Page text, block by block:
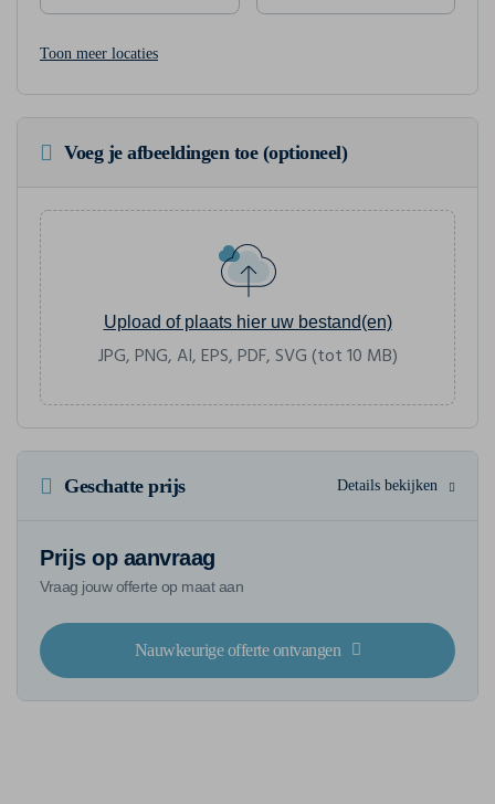
Toon meer locaties
Voeg je afbeeldingen toe (optioneel)
Upload of plaats hier uw bestand(en)
JPG, PNG, AI, EPS, PDF, SVG (tot 10 MB)
Geschatte prijs Details bekijken
Prijs op aanvraag
Vraag jouw offerte op maat aan
Nauwkeurige offerte ontvangen